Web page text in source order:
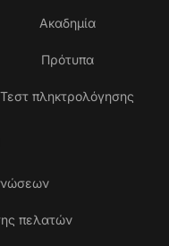
Ακαδημία
Πρότυπα
Τεστ πληκτρολόγησης
πελατών